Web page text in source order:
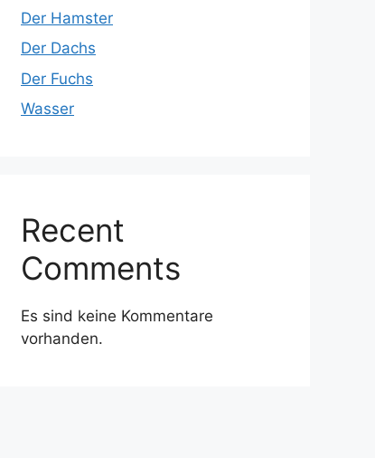
Der Hamster
Der Dachs
Der Fuchs
Wasser
Recent
Comments
Es sind keine Kommentare
vorhanden.